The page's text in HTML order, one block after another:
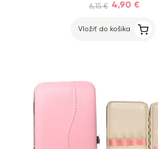
6,15 € 4,90 €
Vložiť do košíka